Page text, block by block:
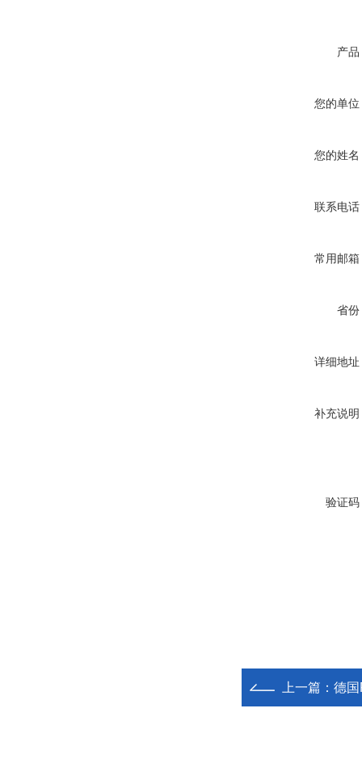
产品
您的单位
您的姓名
联系电话
常用邮箱
省份
详细地址
补充说明
验证码
上一篇： 德